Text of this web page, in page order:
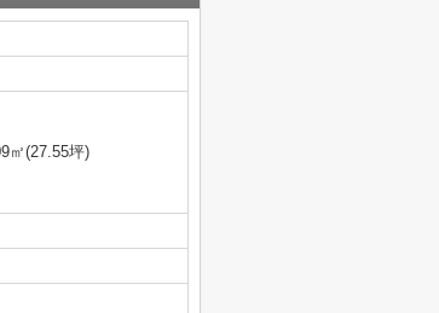
㎡(27.55坪)